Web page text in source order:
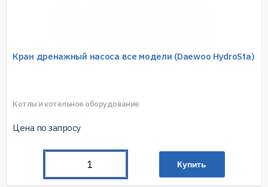
Кран дренажный насоса все модели (Daewoo HydroSta)
Котлы и котельное оборудование
Цена по запросу
Купить